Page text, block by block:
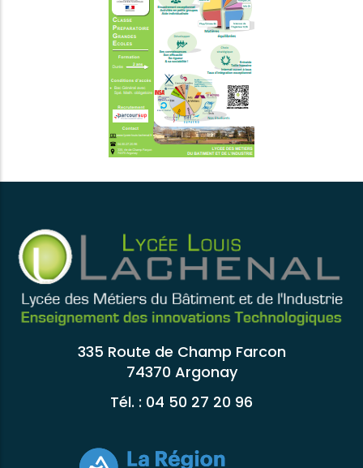
335 Route de Champ Farcon
74370 Argonay
Tél. : 04 50 27 20 96